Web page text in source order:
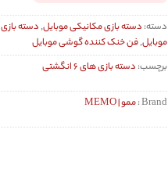
دسته: دسته بازی مکانیکی موبایل,دسته بازی
موبایل,فن خنک کننده گوشی موبایل
برچسب: دسته بازی های ۶ انگشتی
Brand : ممو | MEMO